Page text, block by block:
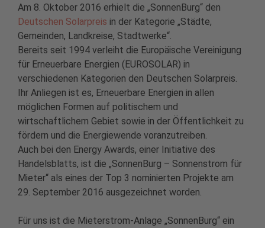
Am 8. Oktober 2016 erhielt die „SonnenBurg“ den
Deutschen Solarpreis in der Kategorie „Städte,
Gemeinden, Landkreise, Stadtwerke“.
Bereits seit 1994 verleiht die Europäische Vereinigung
für Erneuerbare Energien (EUROSOLAR) in
verschiedenen Kategorien den Deutschen Solarpreis.
Ihr Anliegen ist es, Erneuerbare Energien in allen
möglichen Formen auf politischem und
wirtschaftlichem Gebiet sowie in der Öffentlichkeit zu
fördern und die Energiewende voranzutreiben.
Auch bei den Energy Awards, einer Initiative des
Handelsblatts, ist die „SonnenBurg – Sonnenstrom für
Mieter“ als eines der Top 3 nominierten Projekte am
29. September 2016 ausgezeichnet worden.
Für uns ist die Mieterstrom-Anlage „SonnenBurg“ ein